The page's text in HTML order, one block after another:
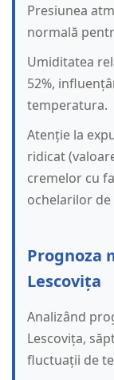
Presiunea
normală
Umiditatea
52%,
temperatura.
Atenție la
ridicat
cremelor cu
ochelarilor de
Prognoza
Lescovița
Analizând
Lescovița,
fluctuații de